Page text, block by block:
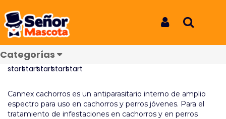
Categorías
Cannex Cachorros 60 ml
Cannex cachorros es un antiparasitario interno de amplio
espectro para uso en cachorros y perros jóvenes. Para el
tratamiento de infestaciones en cachorros y en perros